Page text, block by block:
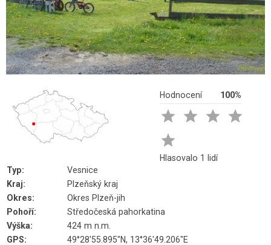
Hodnocení 100%
   

Hlasovalo 1 lidí
Typ:
Vesnice
Kraj:
Plzeňský kraj
Okres:
Okres Plzeň-jih
Pohoří:
Středočeská pahorkatina
Výška:
424 m n.m.
GPS:
49°28'55.895"N, 13°36'49.206"E